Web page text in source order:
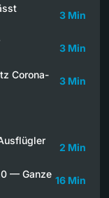
3 Min
3 Min
Corona-
3 Min
2 Min
— Ganze
16 Min